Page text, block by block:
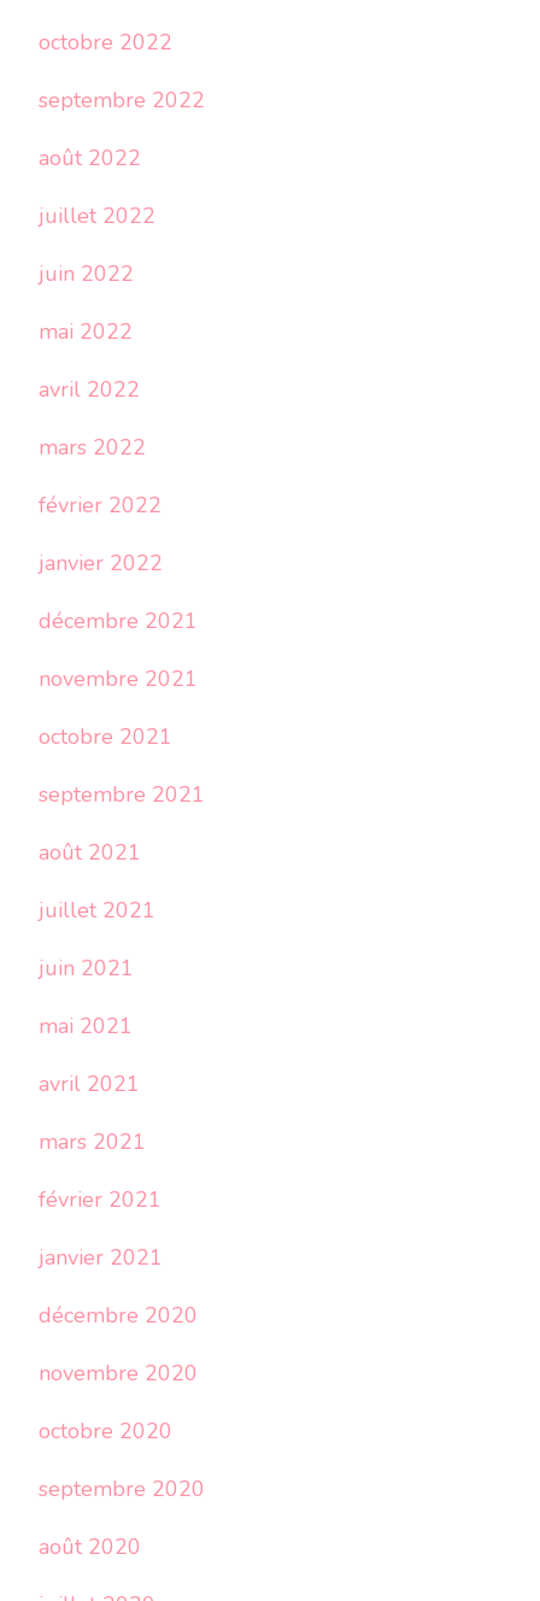
octobre 2022
septembre 2022
août 2022
juillet 2022
juin 2022
mai 2022
avril 2022
mars 2022
février 2022
janvier 2022
décembre 2021
novembre 2021
octobre 2021
septembre 2021
août 2021
juillet 2021
juin 2021
mai 2021
avril 2021
mars 2021
février 2021
janvier 2021
décembre 2020
novembre 2020
octobre 2020
septembre 2020
août 2020